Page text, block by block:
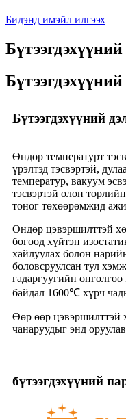
Бидэнд имэйл илгээх
Бүтээгдэхүүний
Өндөр температурт
үрэлтэд тэсвэртэй,
температур, вакуум
тэсвэртэй олон
тоног төхөөрөмжид
Өндөр цэвэршилттэй
бөгөөд хүйтэн
хайлуулах болон
боловсруулсан тул
гадаргуугийн өнгөлгөө
байдал 1600℃ хүрч
Өөр өөр
чанаруудыг энд
бүтээгдэхүүний